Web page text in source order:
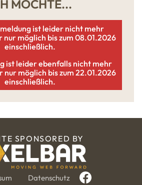
MÖCHTE...
ist leider nicht mehr
nur möglich bis zum 08.01.2026
einschließlich.
ist leider ebenfalls nicht mehr
nur möglich bis zum 22.01.2026
einschließlich.
SPONSORED BY
Datenschutz